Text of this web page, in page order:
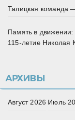
Талицкая команда
Память в движении:
115‑летие Николая
АРХИВЫ
Август 2026 Июль